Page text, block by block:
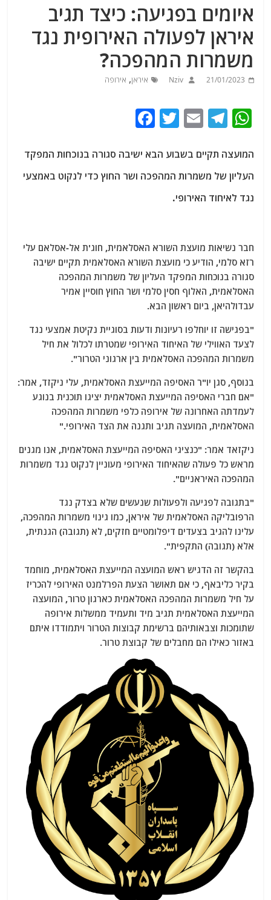
איומים בפגיעה: כיצד תגיב
איראן לפעולה האירופית נגד
משמרות המהפכה?
21/01/2023
Nziv איראן, אירופה
W
at
s
A
T
e
g
ra
E
ai
l
T
itt
er
c
e
k
המועצה תקיים בשבוע הבא ישיבה סגורה בנוכחות המפקד
העליון של משמרות המהפכה ושר החוץ כדי לנקוט באמצעי
נגד לאיחוד האירופי.
חבר נשיאות מועצת השורא האסלאמית, חוג'ת אל-אסלאם עלי
רזא סלמי, הודיע ​​כי מועצת השורא האסלאמית תקיים ישיבה
סגורה בנוכחות המפקד העליון של משמרות המהפכה
האסלאמית, האלוף חסין סלמי ושר החוץ חוסיין אמיר
עבדולהיאן, ביום ראשון הבא.
"בפגישה זו יוחלפו רעיונות ודעות בסוגיית נקיטת אמצעי נגד
לצעד האווילי של האיחוד האירופי שמטרתו לכלול את חיל
משמרות המהפכה האסלאמית בין ארגוני הטרור".
בנוסף, סגן יו"ר האסיפה המייעצת האסלאמית, עלי ניקזד, אמר:
"אם חברי האסיפה המייעצת האסלאמית יציגו תוכנית בנוגע
לעמדתה האחרונה של אירופה כלפי משמרות המהפכה
האסלאמית, המועצה תגיב ותגנה את הצד האירופי."
ניקזאד אמר: "כנציגי האסיפה המייעצת האסלאמית, אנו מגנים
מראש כל פעולה שהאיחוד האירופי מעוניין לנקוט נגד משמרות
המהפכה האיראניים".
"בתגובה לפגיעה ולפעולות שנעשים שלא בצדק נגד
הרפובליקה האסלאמית של איראן, כמו גינוי משמרות המהפכה,
עלינו להגיב בצעדים דיפלומטיים חזקים, לא (תגובה) הגנתית,
אלא (תגובה) התקפית".
בהקשר זה הדגיש ראש המועצה המייעצת האסלאמית, מוחמד
בקיר כליבאף, כי אם תאושר הצעת הפרלמנט האירופי להכריז
על חיל משמרות המהפכה האסלאמית כארגון טרור, המועצה
המייעצת האסלאמית תגיב מיד ותעמיד ממשלות אירופה
שתומכות וצבאותיהם ברשימת קבוצות הטרור ויתמודדו איתם
באזור כאילו הם מחבלים של קבוצת טרור.